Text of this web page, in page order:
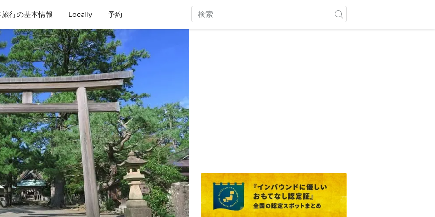
旅行の基本情報 Locally 予約